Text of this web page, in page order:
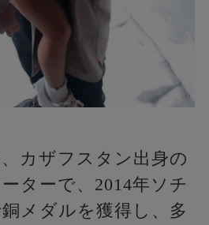
カザフスタン出身の
ターで、2014年ソチ
メダルを獲得し、多